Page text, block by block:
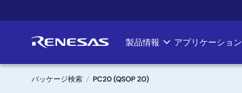
イ
ン
Main
navigation
製品情報 アプリケーション
パッケージ検索 PC20 (QSOP 20)